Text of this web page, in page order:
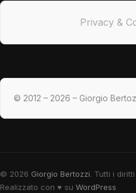
Privacy &
© 2012 – 2026 – Giorgio
© 2026 Giorgio Bertozzi. Tutti i
Realizzato con ♥ su WordPress